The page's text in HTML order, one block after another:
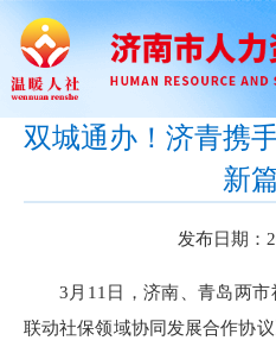
双城通办！济青携
新
发布日期：
3月11日，济南、青岛两
联动社保领域协同发展合作协